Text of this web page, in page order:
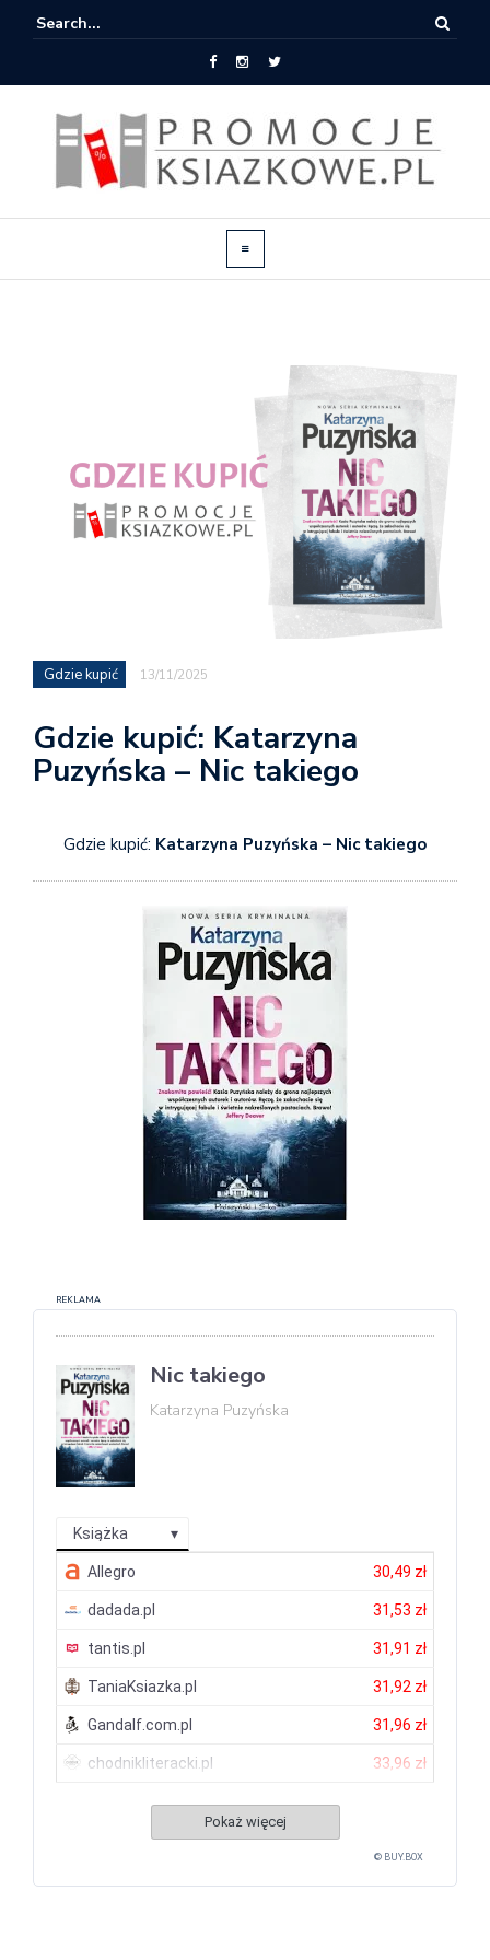
Gdzie kupić 13/11/2025
Gdzie kupić: Katarzyna
Puzyńska – Nic takiego
Gdzie kupić: Katarzyna Puzyńska – Nic takiego
REKLAMA
Nic takiego
Katarzyna Puzyńska
Książka
Allegro 30,49 zł
dadada.pl 31,53 zł
tantis.pl 31,91 zł
TaniaKsiazka.pl 31,92 zł
Gandalf.com.pl 31,96 zł
chodnikliteracki.pl 33,96 zł
Pokaż więcej
© BUY.BOX